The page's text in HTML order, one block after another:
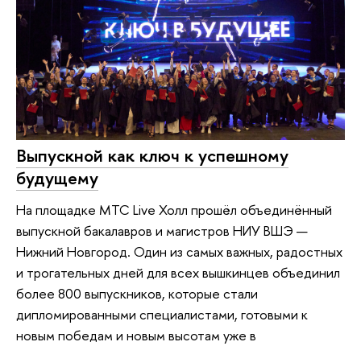
Выпускной как ключ к успешному
будущему
На площадке МТС Live Холл прошёл объединённый
выпускной бакалавров и магистров НИУ ВШЭ —
Нижний Новгород. Один из самых важных, радостных
и трогательных дней для всех вышкинцев объединил
более 800 выпускников, которые стали
дипломированными специалистами, готовыми к
новым победам и новым высотам уже в